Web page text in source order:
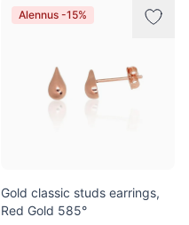
Alennus -15%
Gold classic studs earrings,
Red Gold 585°